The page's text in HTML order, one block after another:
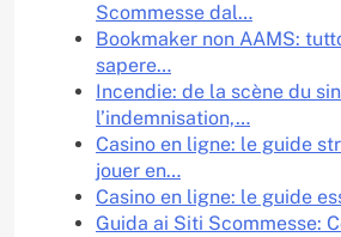
Scommesse dal…
Bookmaker non AAMS:
sapere…
Incendie: de la scène du
l’indemnisation,…
Casino en ligne: le guide
jouer en…
Casino en ligne: le guide
Guida ai Siti Scommesse: